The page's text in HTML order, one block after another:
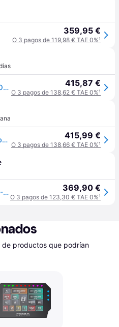
359,95 €
O 3 pagos de 119,98 € TAE 0%¹
MOZA RS056 - VOLANTE MOZA GS V2P. 415,87 €
O 3 pagos de 138,62 € TAE 0%¹
Moza Racing Gs V2p Microfiber Leather Rs056 Steering Wheel Plateado 415,99 €
O 3 pagos de 138,66 € TAE 0%¹
Moza Racing Racing GS V2P - Volante PC 369,90 €
O 3 pagos de 123,30 € TAE 0%¹
de productos que podrían